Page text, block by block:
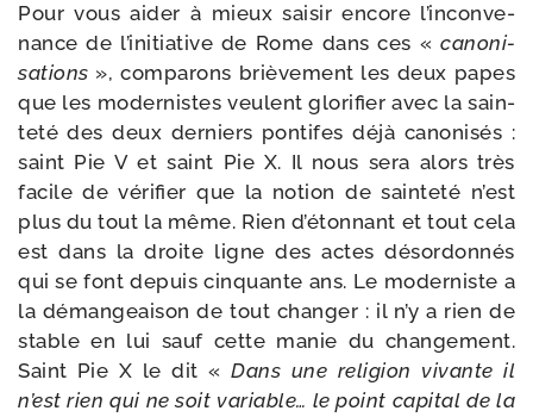
Pour vous aider à mieux sai­sir encore l’in­con­ve­
nance de l’i­ni­tia­tive de Rome dans ces « cano­ni­
sa­tions », com­pa­rons briè­ve­ment les deux papes
que les moder­nistes veulent glo­ri­fier avec la sain­
te­té des deux der­niers pon­tifes déjà cano­ni­sés :
saint Pie V et saint Pie X. Il nous sera alors très
facile de véri­fier que la notion de sain­te­té n’est
plus du tout la même. Rien d’é­ton­nant et tout cela
est dans la droite ligne des actes désor­don­nés
qui se font depuis cin­quante ans. Le moder­niste a
la déman­geai­son de tout chan­ger : il n’y a rien de
stable en lui sauf cette manie du chan­ge­ment.
Saint Pie X le dit «Dans une reli­gion vivante il
n’est rien qui ne soit variable… le point capi­tal de la